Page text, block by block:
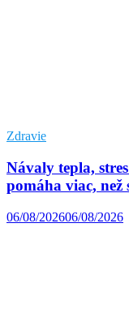
Zdravie
Návaly tepla,
pomáha viac, než
06/08/202606/08/2026